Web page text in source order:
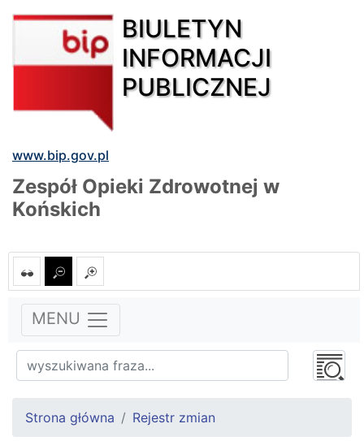
BIULETYN
INFORMACJI
PUBLICZNEJ
www.bip.gov.pl
Zespół Opieki Zdrowotnej w
Końskich
MENU
Strona główna Rejestr zmian